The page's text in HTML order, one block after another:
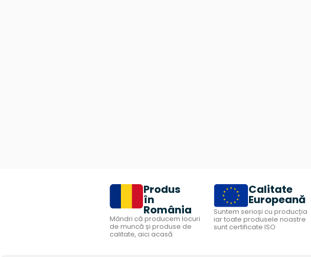
Produs
în
România
Mândri că producem locuri
de muncă și produse de
calitate, aici acasă
Calitate
Europeană
Suntem serioși cu producția
iar toate produsele noastre
sunt certificate ISO